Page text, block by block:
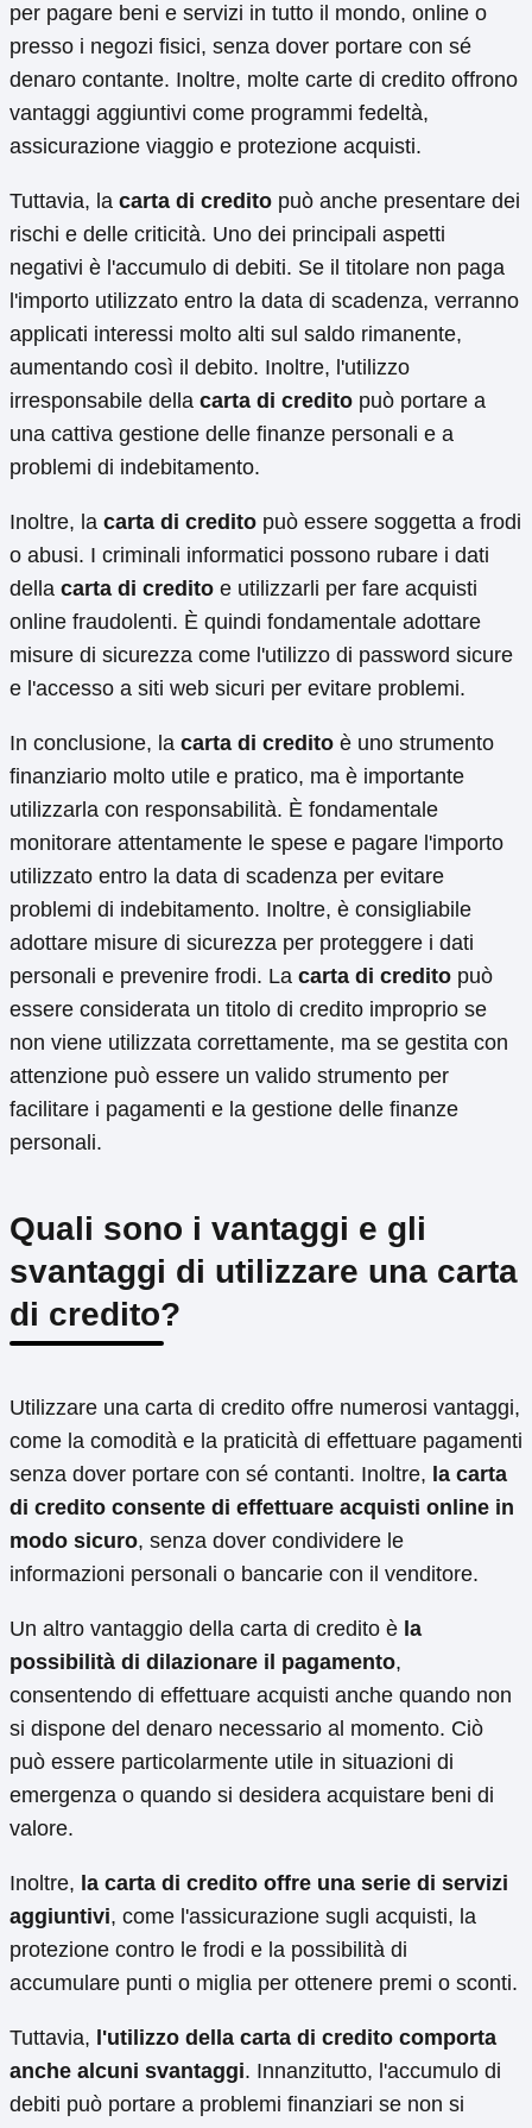
per pagare beni e servizi in tutto il mondo, online o
presso i negozi fisici, senza dover portare con sé
denaro contante. Inoltre, molte carte di credito offrono
vantaggi aggiuntivi come programmi fedeltà,
assicurazione viaggio e protezione acquisti.
Tuttavia, la carta di credito può anche presentare dei
rischi e delle criticità. Uno dei principali aspetti
negativi è l'accumulo di debiti. Se il titolare non paga
l'importo utilizzato entro la data di scadenza, verranno
applicati interessi molto alti sul saldo rimanente,
aumentando così il debito. Inoltre, l'utilizzo
irresponsabile della carta di credito può portare a
una cattiva gestione delle finanze personali e a
problemi di indebitamento.
Inoltre, la carta di credito può essere soggetta a frodi
o abusi. I criminali informatici possono rubare i dati
della carta di credito e utilizzarli per fare acquisti
online fraudolenti. È quindi fondamentale adottare
misure di sicurezza come l'utilizzo di password sicure
e l'accesso a siti web sicuri per evitare problemi.
In conclusione, la carta di credito è uno strumento
finanziario molto utile e pratico, ma è importante
utilizzarla con responsabilità. È fondamentale
monitorare attentamente le spese e pagare l'importo
utilizzato entro la data di scadenza per evitare
problemi di indebitamento. Inoltre, è consigliabile
adottare misure di sicurezza per proteggere i dati
personali e prevenire frodi. La carta di credito può
essere considerata un titolo di credito improprio se
non viene utilizzata correttamente, ma se gestita con
attenzione può essere un valido strumento per
facilitare i pagamenti e la gestione delle finanze
personali.
Quali sono i vantaggi e gli
svantaggi di utilizzare una carta
di credito?
Utilizzare una carta di credito offre numerosi vantaggi,
come la comodità e la praticità di effettuare pagamenti
senza dover portare con sé contanti. Inoltre, la carta
di credito consente di effettuare acquisti online in
modo sicuro, senza dover condividere le
informazioni personali o bancarie con il venditore.
Un altro vantaggio della carta di credito è la
possibilità di dilazionare il pagamento,
consentendo di effettuare acquisti anche quando non
si dispone del denaro necessario al momento. Ciò
può essere particolarmente utile in situazioni di
emergenza o quando si desidera acquistare beni di
valore.
Inoltre, la carta di credito offre una serie di servizi
aggiuntivi, come l'assicurazione sugli acquisti, la
protezione contro le frodi e la possibilità di
accumulare punti o miglia per ottenere premi o sconti.
Tuttavia, l'utilizzo della carta di credito comporta
anche alcuni svantaggi. Innanzitutto, l'accumulo di
debiti può portare a problemi finanziari se non si